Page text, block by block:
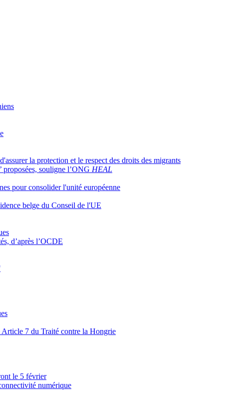
la protection et le respect des droits des migrants
souligne l’ONG HEAL
pour consolider l'unité européenne
belge du Conseil de l'UE
d’après l’OCDE
7 du Traité contre la Hongrie
le 5 février
numérique